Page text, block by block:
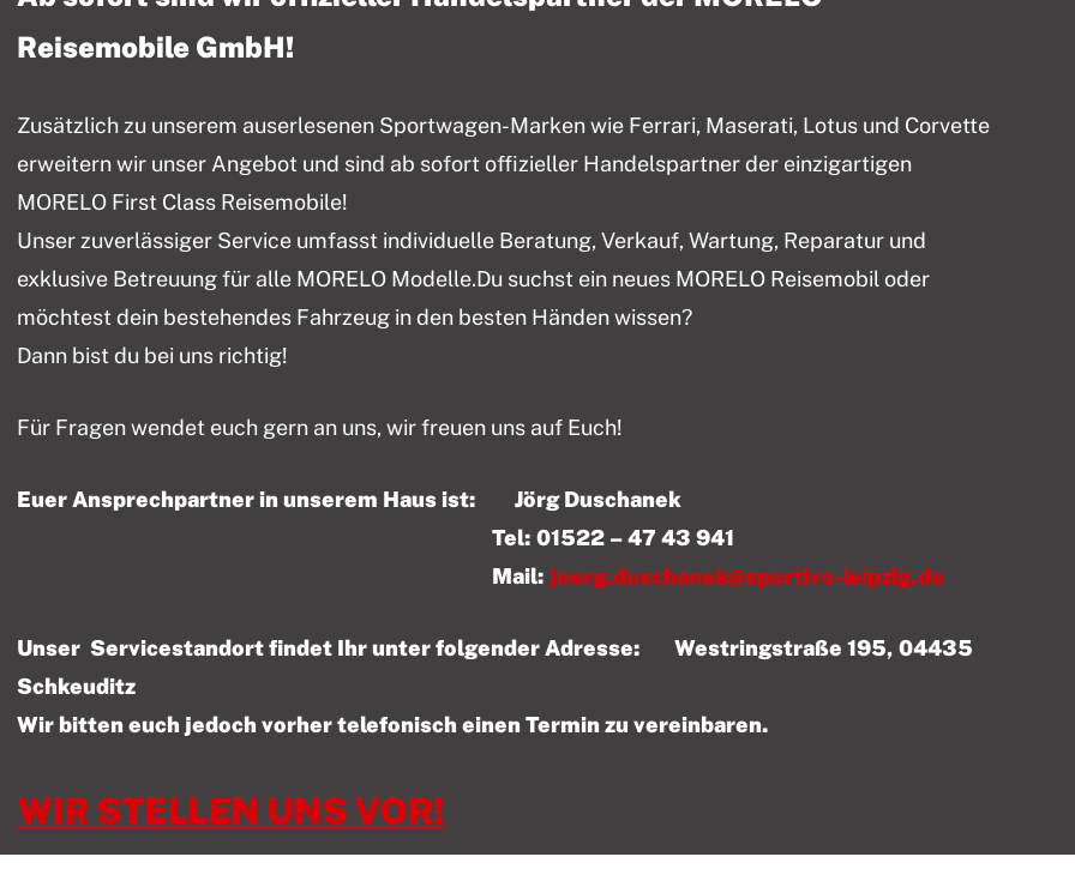
Reisemobile GmbH!
Zusätzlich zu unserem auserlesenen Sportwagen-Marken wie Ferrari, Maserati, Lotus und Corvette
erweitern wir unser Angebot und sind ab sofort offizieller Handelspartner der einzigartigen
MORELO First Class Reisemobile!
Unser zuverlässiger Service umfasst individuelle Beratung, Verkauf, Wartung, Reparatur und
exklusive Betreuung für alle MORELO Modelle.Du suchst ein neues MORELO Reisemobil oder
möchtest dein bestehendes Fahrzeug in den besten Händen wissen?
Dann bist du bei uns richtig!
Für Fragen wendet euch gern an uns, wir freuen uns auf Euch!
Euer Ansprechpartner in unserem Haus ist: Jörg Duschanek
Tel: 01522 – 47 43 941
Mail: joerg.duschanek@sportivo-leipzig.de
Unser Servicestandort findet Ihr unter folgender Adresse: Westringstraße 195, 04435
Schkeuditz
Wir bitten euch jedoch vorher telefonisch einen Termin zu vereinbaren.
WIR STELLEN UNS VOR!